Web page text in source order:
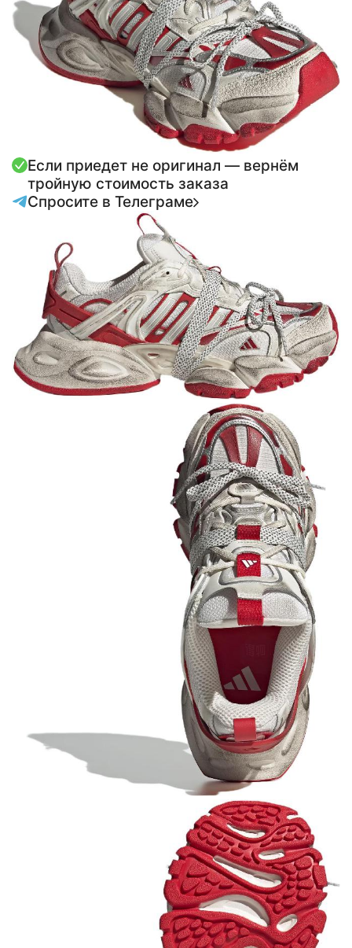
Если приедет не оригинал — вернём
тройную стоимость заказа
Спросите в Телеграме